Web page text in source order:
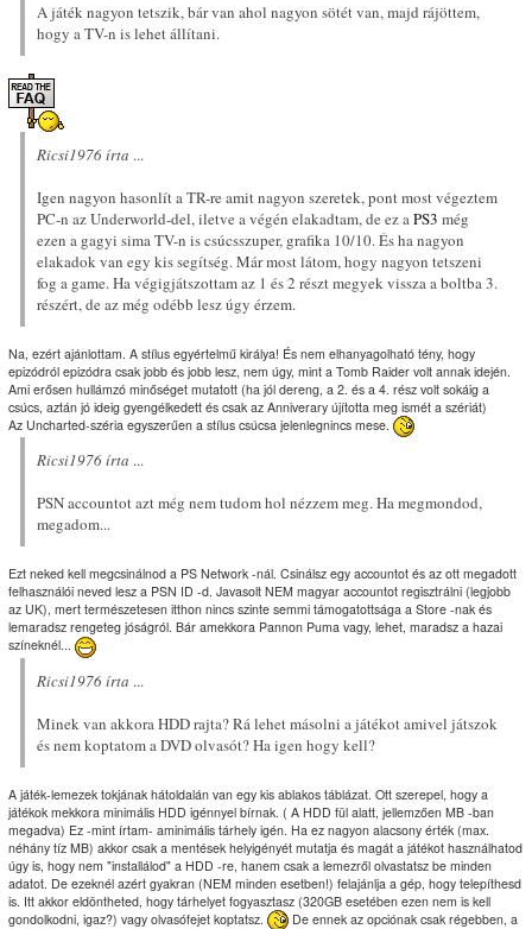
A játék nagyon tetszik, bár van ahol nagyon sötét van, majd rájöttem,
hogy a TV-n is lehet állítani.
Ricsi1976 írta ...
Igen nagyon hasonlít a TR-re amit nagyon szeretek, pont most végeztem
PC-n az Underworld-del, iletve a végén elakadtam, de ez aPS3 még
ezen a gagyi sima TV-n is csúcsszuper, grafika 10/10. És ha nagyon
elakadok van egy kis segítség. Már most látom, hogy nagyon tetszeni
fog a game. Ha végigjátszottam az 1 és 2 részt megyek vissza a boltba 3.
részért, de az még odébb lesz úgy érzem.
Na, ezért ajánlottam. A stílus egyértelmű királya! És nem elhanyagolható tény, hogy
epizódról epizódra csak jobb és jobb lesz, nem úgy, mint a Tomb Raider volt annak idején.
Ami erősen hullámzó minőséget mutatott (ha jól dereng, a 2. és a 4. rész volt sokáig a
csúcs, aztán jó ideig gyengélkedett és csak az Anniverary újította meg ismét a szériát)
Az Uncharted-széria egyszerűen a stílus csúcsa jelenlegnincs mese.
Ricsi1976 írta ...
PSN accountot azt még nem tudom hol nézzem meg. Ha megmondod,
megadom...
Ezt neked kell megcsinálnod a PS Network -nál. Csinálsz egy accountot és az ott megadott
felhasználói neved lesz a PSN ID -d. Javasolt NEM magyar accountot regisztrálni (legjobb
az UK), mert természetesen itthon nincs szinte semmi támogatottsága a Store -nak és
lemaradsz rengeteg jóságról. Bár amekkora Pannon Puma vagy, lehet, maradsz a hazai
színeknél...
Ricsi1976 írta ...
Minek van akkora HDD rajta? Rá lehet másolni a játékot amivel játszok
és nem koptatom a DVD olvasót? Ha igen hogy kell?
A játék-lemezek tokjának hátoldalán van egy kis ablakos táblázat. Ott szerepel, hogy a
játékok mekkora minimális HDD igénnyel bírnak. ( A HDD fül alatt, jellemzően MB -ban
megadva) Ez -mint írtam- aminimális tárhely igén. Ha ez nagyon alacsony érték (max.
néhány tíz MB) akkor csak a mentések helyigényét mutatja és magát a játékot használhatod
úgy is, hogy nem "installálod" a HDD -re, hanem csak a lemezről olvastatsz be minden
adatot. De ezeknél azért gyakran (NEM minden esetben!) felajánlja a gép, hogy telepíthesd
is. Itt akkor eldöntheted, hogy tárhelyet fogyasztasz (320GB esetében ezen nem is kell
gondolkodni, igaz?) vagy olvasófejet koptatsz.
De ennek az opciónak csak régebben, a